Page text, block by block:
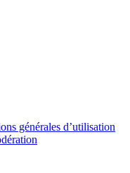
générales d’utilisation